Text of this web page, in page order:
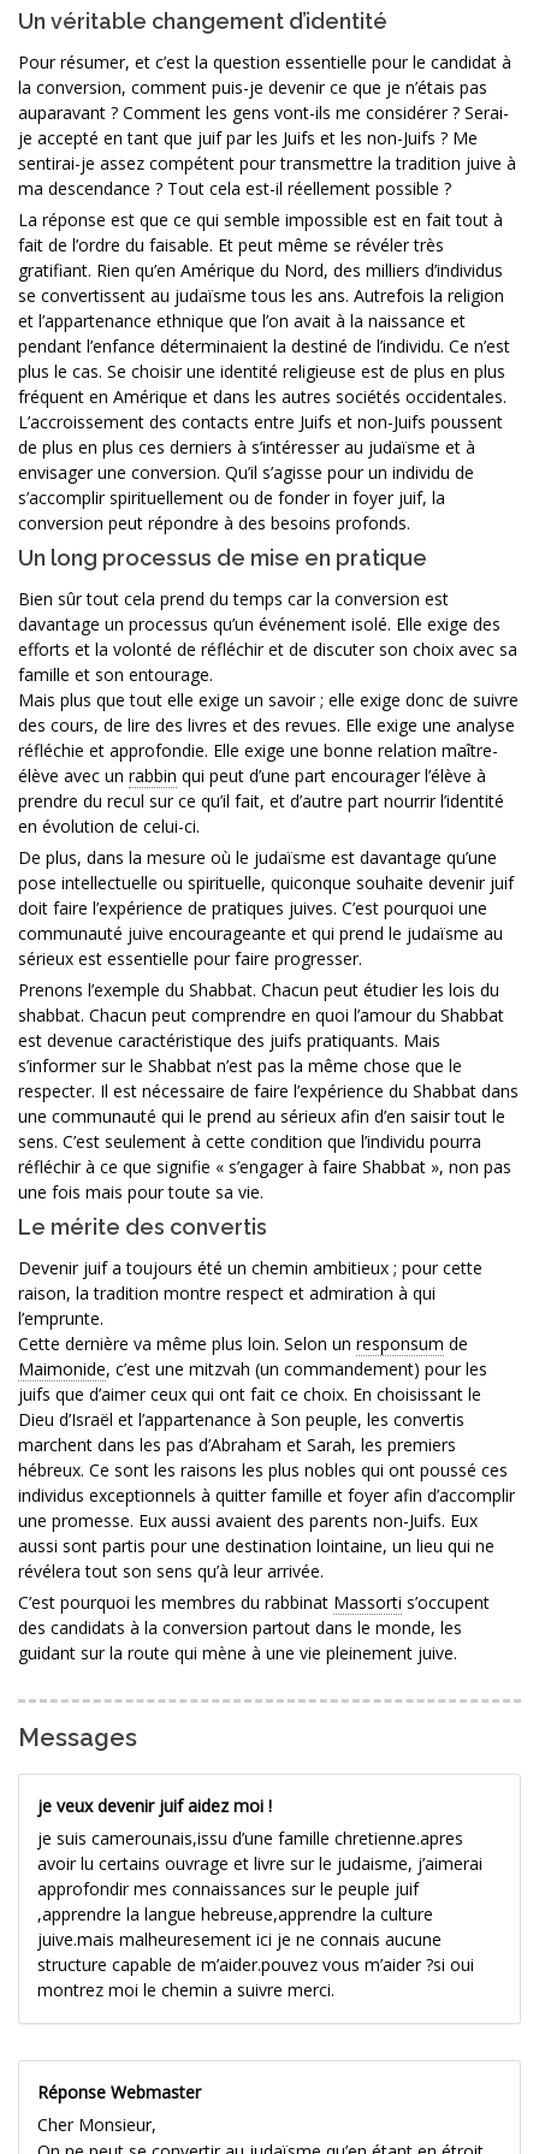
Un véritable changement d’identité
Pour résumer, et c’est la question essentielle pour le candidat à
la conversion, comment puis-je devenir ce que je n’étais pas
auparavant ? Comment les gens vont-ils me considérer ? Serai-
je accepté en tant que juif par les Juifs et les non-Juifs ? Me
sentirai-je assez compétent pour transmettre la tradition juive à
ma descendance ? Tout cela est-il réellement possible ?
La réponse est que ce qui semble impossible est en fait tout à
fait de l’ordre du faisable. Et peut même se révéler très
gratifiant. Rien qu’en Amérique du Nord, des milliers d’individus
se convertissent au judaïsme tous les ans. Autrefois la religion
et l’appartenance ethnique que l’on avait à la naissance et
pendant l’enfance déterminaient la destiné de l’individu. Ce n’est
plus le cas. Se choisir une identité religieuse est de plus en plus
fréquent en Amérique et dans les autres sociétés occidentales.
L’accroissement des contacts entre Juifs et non-Juifs poussent
de plus en plus ces derniers à s’intéresser au judaïsme et à
envisager une conversion. Qu’il s’agisse pour un individu de
s’accomplir spirituellement ou de fonder in foyer juif, la
conversion peut répondre à des besoins profonds.
Un long processus de mise en pratique
Bien sûr tout cela prend du temps car la conversion est
davantage un processus qu’un événement isolé. Elle exige des
efforts et la volonté de réfléchir et de discuter son choix avec sa
famille et son entourage.
Mais plus que tout elle exige un savoir ; elle exige donc de suivre
des cours, de lire des livres et des revues. Elle exige une analyse
réfléchie et approfondie. Elle exige une bonne relation maître-
élève avec un rabbin qui peut d’une part encourager l’élève à
prendre du recul sur ce qu’il fait, et d’autre part nourrir l’identité
en évolution de celui-ci.
De plus, dans la mesure où le judaïsme est davantage qu’une
pose intellectuelle ou spirituelle, quiconque souhaite devenir juif
doit faire l’expérience de pratiques juives. C’est pourquoi une
communauté juive encourageante et qui prend le judaïsme au
sérieux est essentielle pour faire progresser.
Prenons l’exemple du Shabbat. Chacun peut étudier les lois du
shabbat. Chacun peut comprendre en quoi l’amour du Shabbat
est devenue caractéristique des juifs pratiquants. Mais
s’informer sur le Shabbat n’est pas la même chose que le
respecter. Il est nécessaire de faire l’expérience du Shabbat dans
une communauté qui le prend au sérieux afin d’en saisir tout le
sens. C’est seulement à cette condition que l’individu pourra
réfléchir à ce que signifie « s’engager à faire Shabbat », non pas
une fois mais pour toute sa vie.
Le mérite des convertis
Devenir juif a toujours été un chemin ambitieux ; pour cette
raison, la tradition montre respect et admiration à qui
l’emprunte.
Cette dernière va même plus loin. Selon un responsum de
Maimonide, c’est une mitzvah (un commandement) pour les
juifs que d’aimer ceux qui ont fait ce choix. En choisissant le
Dieu d’Israël et l’appartenance à Son peuple, les convertis
marchent dans les pas d’Abraham et Sarah, les premiers
hébreux. Ce sont les raisons les plus nobles qui ont poussé ces
individus exceptionnels à quitter famille et foyer afin d’accomplir
une promesse. Eux aussi avaient des parents non-Juifs. Eux
aussi sont partis pour une destination lointaine, un lieu qui ne
révélera tout son sens qu’à leur arrivée.
C’est pourquoi les membres du rabbinat Massorti s’occupent
des candidats à la conversion partout dans le monde, les
guidant sur la route qui mène à une vie pleinement juive.
Messages
je veux devenir juif aidez moi !
je suis camerounais,issu d’une famille chretienne.apres
avoir lu certains ouvrage et livre sur le judaisme, j’aimerai
approfondir mes connaissances sur le peuple juif
,apprendre la langue hebreuse,apprendre la culture
juive.mais malheuresement ici je ne connais aucune
structure capable de m’aider.pouvez vous m’aider ?si oui
montrez moi le chemin a suivre merci.
Réponse Webmaster
Cher Monsieur,